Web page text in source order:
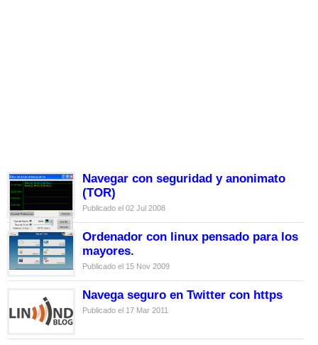
Navegar con seguridad y anonimato
(TOR)
Publicado el 02 Jul 2008
Ordenador con linux pensado para los
mayores.
Publicado el 15 Nov 2009
Navega seguro en Twitter con https
Publicado el 17 Mar 2011